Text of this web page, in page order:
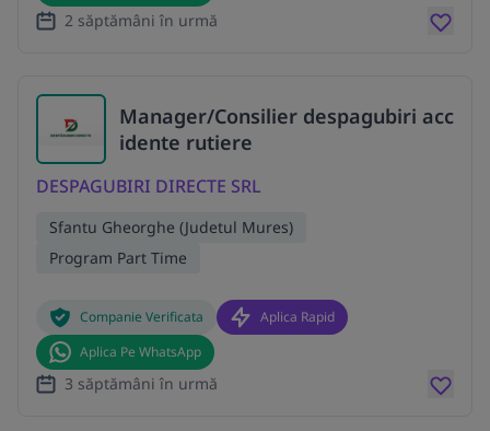
2 săptămâni în urmă
Manager/Consilier despagubiri acc
idente rutiere
DESPAGUBIRI DIRECTE SRL
Sfantu Gheorghe (Judetul Mures)
Program Part Time
Companie Verificata
Aplica Rapid
Aplica Pe WhatsApp
3 săptămâni în urmă